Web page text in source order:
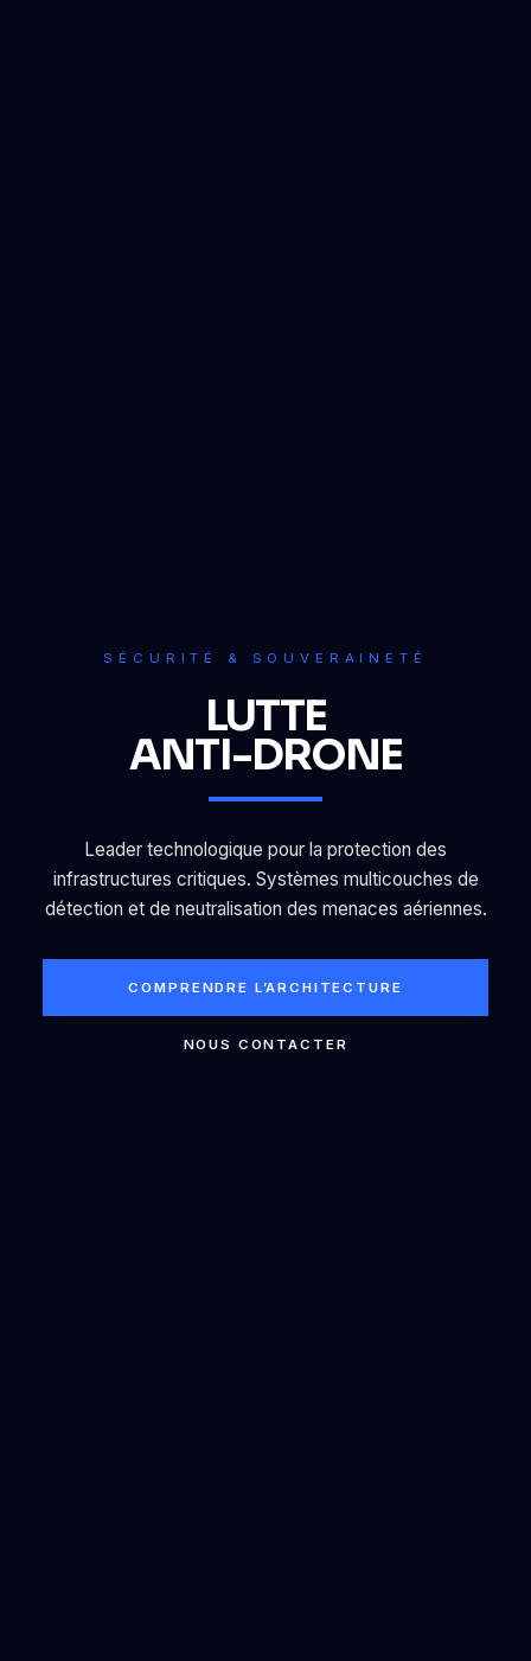
SÉCURITÉ & SOUVERAINETÉ
LUTTE
ANTI-DRONE
Leader technologique pour la protection des
infrastructures critiques. Systèmes multicouches de
détection et de neutralisation des menaces aériennes.
COMPRENDRE L’ARCHITECTURE
NOUS CONTACTER